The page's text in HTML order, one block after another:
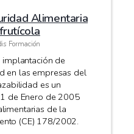
Alimentaria
Formación
implantación de
en las empresas del
es un
de Enero de 2005
de la
(CE) 178/2002.